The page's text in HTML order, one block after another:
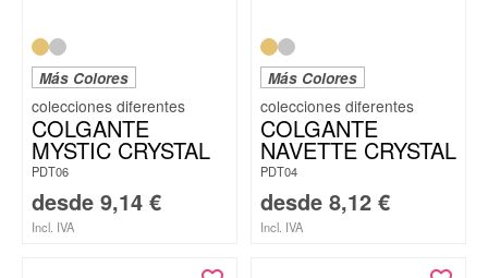
Más Colores
COLGANTE
MYSTIC CRYSTAL
PDT06
desde 9,14 €
Incl. IVA
Más Colores
COLGANTE
NAVETTE CRYSTAL
PDT04
desde 8,12 €
Incl. IVA